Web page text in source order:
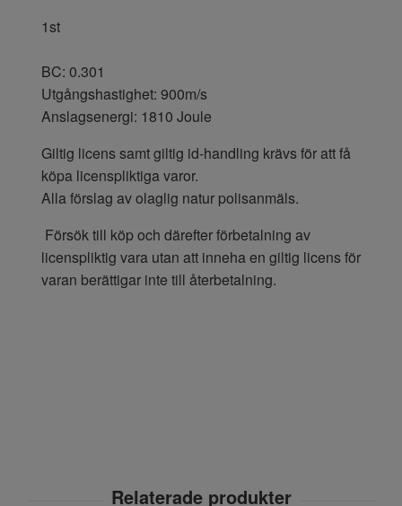
1st
BC: 0.301
Utgångshastighet: 900m/s
Anslagsenergi: 1810 Joule
Giltig licens samt giltig id-handling krävs för att få
köpa licenspliktiga varor.
Alla förslag av olaglig natur polisanmäls.
Försök till köp och därefter förbetalning av
licenspliktig vara utan att inneha en giltig licens för
varan berättigar inte till återbetalning.